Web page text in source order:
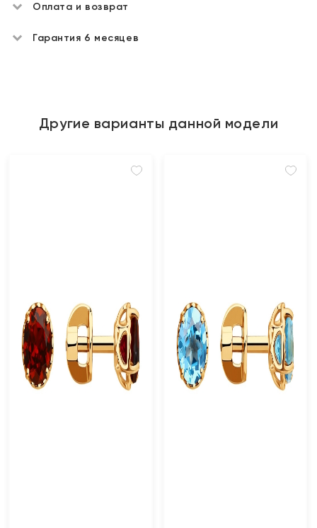
Оплата и возврат
Гарантия 6 месяцев
Другие варианты данной модели